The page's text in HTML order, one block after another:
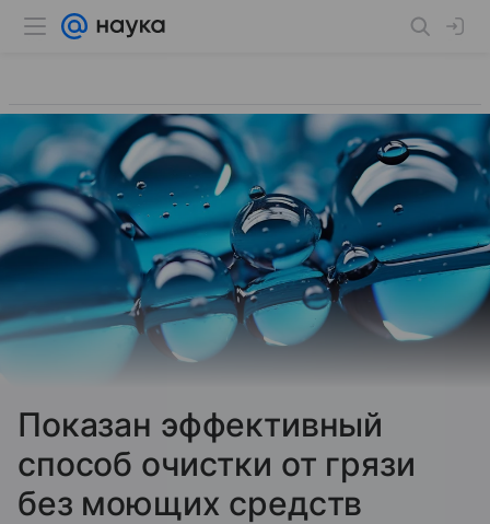
Показан эффективный
способ очистки от грязи
без моющих средств